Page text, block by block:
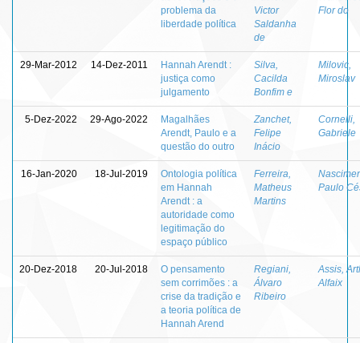
problema da
liberdade política
Victor
Saldanha
de
Flor do
29-Mar-2012 14-Dez-2011
Hannah Arendt :
justiça como
julgamento
Silva,
Cacilda
Bonfim e
Milovic,
Miroslav
5-Dez-2022 29-Ago-2022
Magalhães
Arendt, Paulo e a
questão do outro
Zanchet,
Felipe
Inácio
Cornelli,
Gabriele
16-Jan-2020 18-Jul-2019
Ontologia política
em Hannah
Arendt : a
autoridade como
legitimação do
espaço público
Ferreira,
Matheus
Martins
Paulo
20-Dez-2018 20-Jul-2018
O pensamento
sem corrimões : a
crise da tradição e
a teoria política de
Hannah Arend
Regiani,
Álvaro
Ribeiro
Assis,
Alfaix